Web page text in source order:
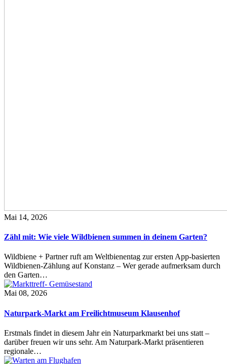
Mai 14, 2026
Zähl mit: Wie viele Wildbienen summen in deinem Garten?
Wildbiene + Partner ruft am Weltbienentag zur ersten App-basierten
Wildbienen-Zählung auf Konstanz – Wer gerade aufmerksam durch
den Garten…
Mai 08, 2026
Naturpark-Markt am Freilichtmuseum Klausenhof
Erstmals findet in diesem Jahr ein Naturparkmarkt bei uns statt –
darüber freuen wir uns sehr. Am Naturpark-Markt präsentieren
regionale…